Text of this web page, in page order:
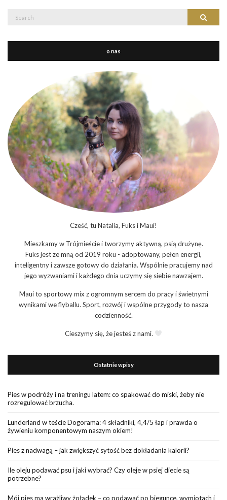
Search
Search
o nas
Cześć, tu Natalia, Fuks i Maui!
Mieszkamy w Trójmieście i tworzymy aktywną, psią drużynę.
Fuks jest ze mną od 2019 roku - adoptowany, pełen energii,
inteligentny i zawsze gotowy do działania. Wspólnie pracujemy nad
jego wyzwaniami i każdego dnia uczymy się siebie nawzajem.
Maui to sportowy mix z ogromnym sercem do pracy i świetnymi
wynikami we flyballu. Sport, rozwój i wspólne przygody to nasza
codzienność.
Cieszymy się, że jesteś z nami.
Ostatnie wpisy
Pies w podróży i na treningu latem: co spakować do miski, żeby nie
rozregulować brzucha.
Lunderland w teście Dogorama: 4 składniki, 4,4/5 łap i prawda o
żywieniu komponentowym naszym okiem!
Pies z nadwagą – jak zwiększyć sytość bez dokładania kalorii?
Ile oleju podawać psu i jaki wybrać? Czy oleje w psiej diecie są
potrzebne?
Mój pies ma wrażliwy żołądek – co podawać po biegunce, wymiotach i